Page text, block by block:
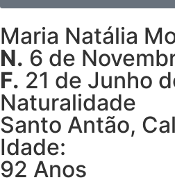
Maria Natália
N. 6 de
F. 21 de Junho
Naturalidade
Santo Antão,
Idade:
92 Anos